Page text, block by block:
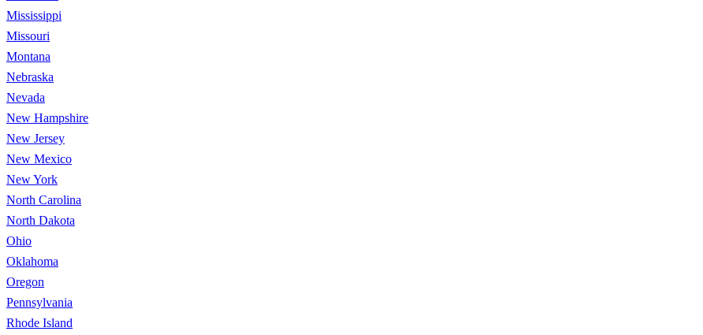
Mississippi
Missouri
Montana
Nebraska
Nevada
New Hampshire
New Jersey
New Mexico
New York
North Carolina
North Dakota
Ohio
Oklahoma
Oregon
Pennsylvania
Rhode Island